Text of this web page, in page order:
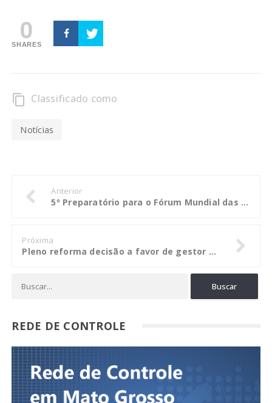
0
SHARES
content_copy Classificado como
Notícias
Anterior
5º Preparatório para o Fórum Mundial das Águas reúne mais de 250 pessoas em Cuiabá
Próxima
Pleno reforma decisão a favor de gestor da Câmara de Colíder
REDE DE CONTROLE